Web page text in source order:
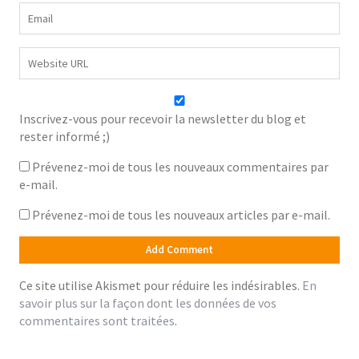
Inscrivez-vous pour recevoir la newsletter du blog et
rester informé ;)
Prévenez-moi de tous les nouveaux commentaires par
e-mail.
Prévenez-moi de tous les nouveaux articles par e-mail.
Ce site utilise Akismet pour réduire les indésirables. En
savoir plus sur la façon dont les données de vos
commentaires sont traitées.